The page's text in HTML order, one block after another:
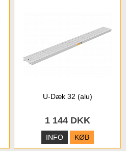
U-Dæk 32 (alu)
1 144 DKK
INFO KØB